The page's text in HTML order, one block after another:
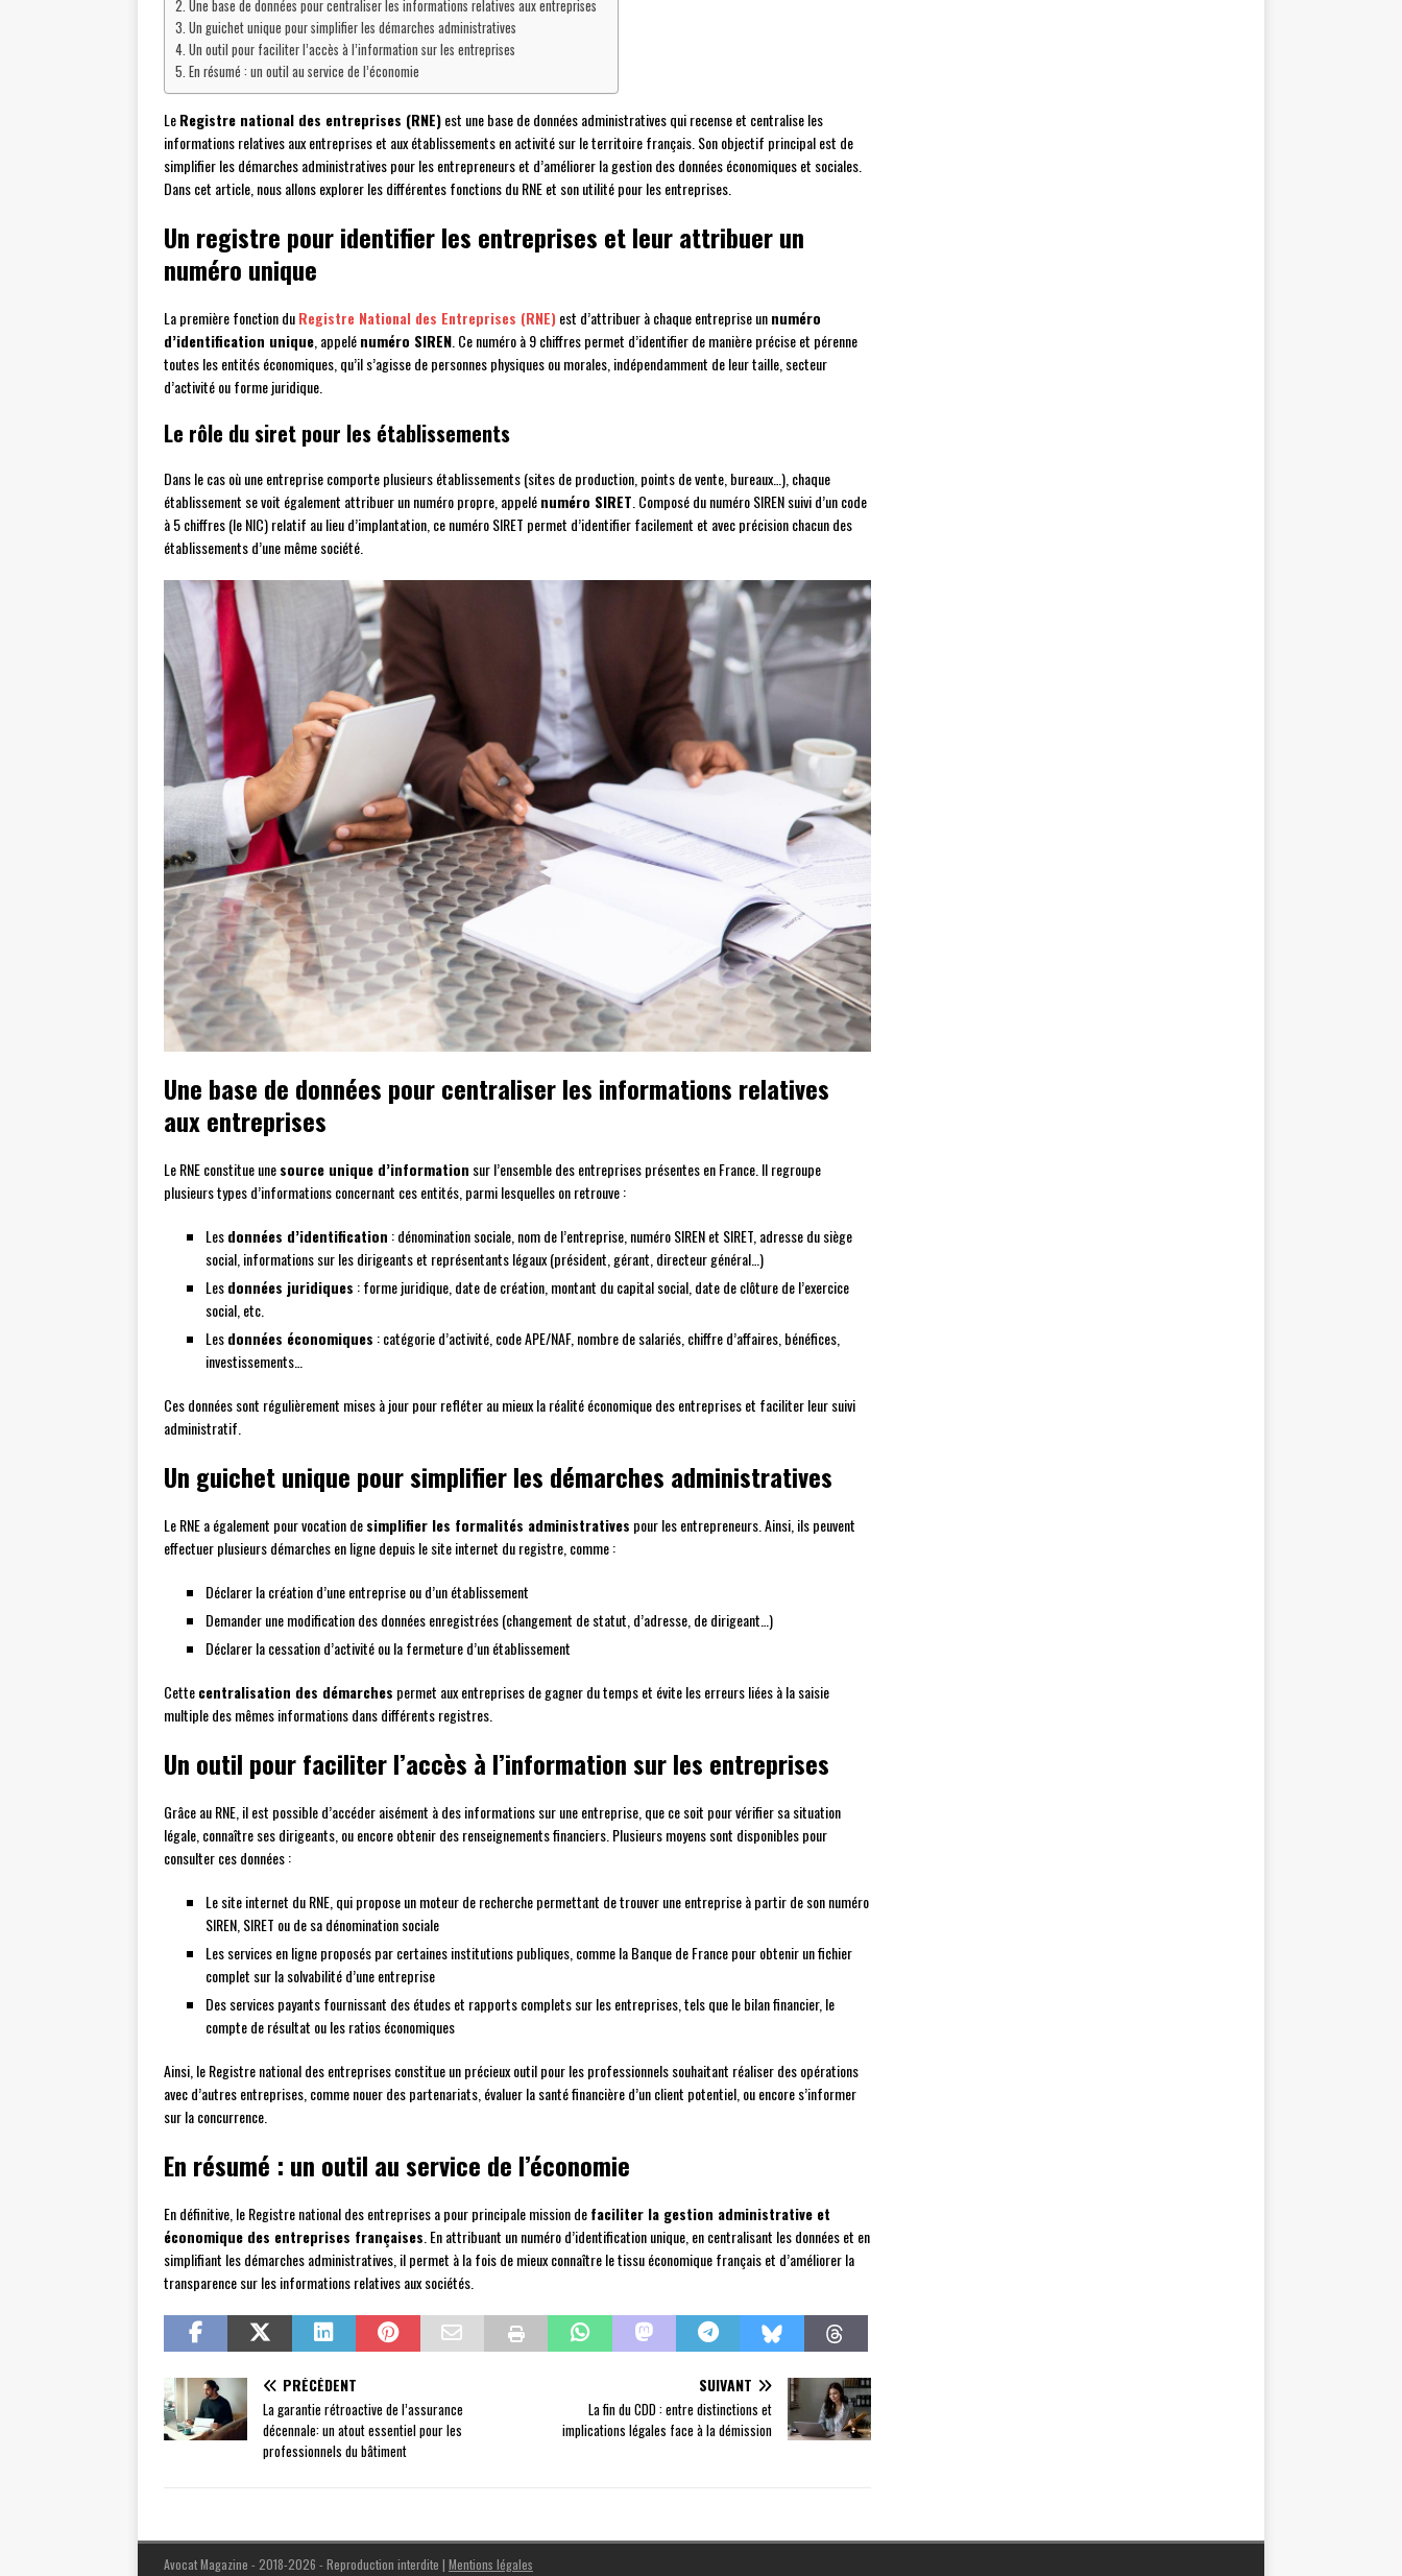
Une base de données pour centraliser les informations relatives aux entreprises
Un guichet unique pour simplifier les démarches administratives
Un outil pour faciliter l’accès à l’information sur les entreprises
En résumé : un outil au service de l’économie
LeRegistre national des entreprises (RNE)est une base de données administratives qui recense et centralise les
informations relatives aux entreprises et aux établissements en activité sur le territoire français. Son objectif principal est de
simplifier les démarches administratives pour les entrepreneurs et d’améliorer la gestion des données économiques et sociales.
Dans cet article, nous allons explorer les différentes fonctions du RNE et son utilité pour les entreprises.
Un registre pour identifier les entreprises et leur attribuer un
numéro unique
La première fonction duRegistre National des Entreprises (RNE) est d’attribuer à chaque entreprise unnuméro
d’identification unique , appelénuméro SIREN . Ce numéro à 9 chiffres permet d’identifier de manière précise et pérenne
toutes les entités économiques, qu’il s’agisse de personnes physiques ou morales, indépendamment de leur taille, secteur
d’activité ou forme juridique.
Le rôle du siret pour les établissements
Dans le cas où une entreprise comporte plusieurs établissements (sites de production, points de vente, bureaux…), chaque
établissement se voit également attribuer un numéro propre, appelénuméro SIRET . Composé du numéro SIREN suivi d’un code
à 5 chiffres (le NIC) relatif au lieu d’implantation, ce numéro SIRET permet d’identifier facilement et avec précision chacun des
établissements d’une même société.
Une base de données pour centraliser les informations relatives
aux entreprises
Le RNE constitue unesource unique d’information sur l’ensemble des entreprises présentes en France. Il regroupe
plusieurs types d’informations concernant ces entités, parmi lesquelles on retrouve :
Lesdonnées d’identification : dénomination sociale, nom de l’entreprise, numéro SIREN et SIRET, adresse du siège
social, informations sur les dirigeants et représentants légaux (président, gérant, directeur général…)
Lesdonnées juridiques : forme juridique, date de création, montant du capital social, date de clôture de l’exercice
social, etc.
Lesdonnées économiques : catégorie d’activité, code APE/NAF, nombre de salariés, chiffre d’affaires, bénéfices,
investissements…
Ces données sont régulièrement mises à jour pour refléter au mieux la réalité économique des entreprises et faciliter leur suivi
administratif.
Un guichet unique pour simplifier les démarches administratives
Le RNE a également pour vocation desimplifier les formalités administratives pour les entrepreneurs. Ainsi, ils peuvent
effectuer plusieurs démarches en ligne depuis le site internet du registre, comme :
Déclarer la création d’une entreprise ou d’un établissement
Demander une modification des données enregistrées (changement de statut, d’adresse, de dirigeant…)
Déclarer la cessation d’activité ou la fermeture d’un établissement
Cettecentralisation des démarches permet aux entreprises de gagner du temps et évite les erreurs liées à la saisie
multiple des mêmes informations dans différents registres.
Un outil pour faciliter l’accès à l’information sur les entreprises
Grâce au RNE, il est possible d’accéder aisément à des informations sur une entreprise, que ce soit pour vérifier sa situation
légale, connaître ses dirigeants, ou encore obtenir des renseignements financiers. Plusieurs moyens sont disponibles pour
consulter ces données :
Le site internet du RNE, qui propose un moteur de recherche permettant de trouver une entreprise à partir de son numéro
SIREN, SIRET ou de sa dénomination sociale
Les services en ligne proposés par certaines institutions publiques, comme la Banque de France pour obtenir un fichier
complet sur la solvabilité d’une entreprise
Des services payants fournissant des études et rapports complets sur les entreprises, tels que le bilan financier, le
compte de résultat ou les ratios économiques
Ainsi, le Registre national des entreprises constitue un précieux outil pour les professionnels souhaitant réaliser des opérations
avec d’autres entreprises, comme nouer des partenariats, évaluer la santé financière d’un client potentiel, ou encore s’informer
sur la concurrence.
En résumé : un outil au service de l’économie
En définitive, le Registre national des entreprises a pour principale mission defaciliter la gestion administrative et
économique des entreprises françaises . En attribuant un numéro d’identification unique, en centralisant les données et en
simplifiant les démarches administratives, il permet à la fois de mieux connaître le tissu économique français et d’améliorer la
transparence sur les informations relatives aux sociétés.
PRÉCÉDENT
La garantie rétroactive de l’assurance
décennale: un atout essentiel pour les
professionnels du bâtiment
SUIVANT
La fin du CDD : entre distinctions et
implications légales face à la démission
Avocat Magazine - 2018-2026 - Reproduction interdite | Mentions légales